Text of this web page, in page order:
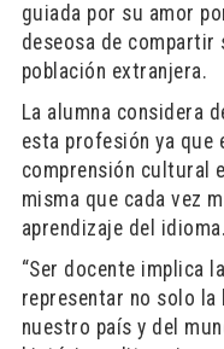
guiada por su amor
deseosa de
población extranjera.
La alumna considera
esta profesión ya que
comprensión cultural
misma que cada vez
aprendizaje del idioma.
“Ser docente implica
representar no solo
nuestro país y del